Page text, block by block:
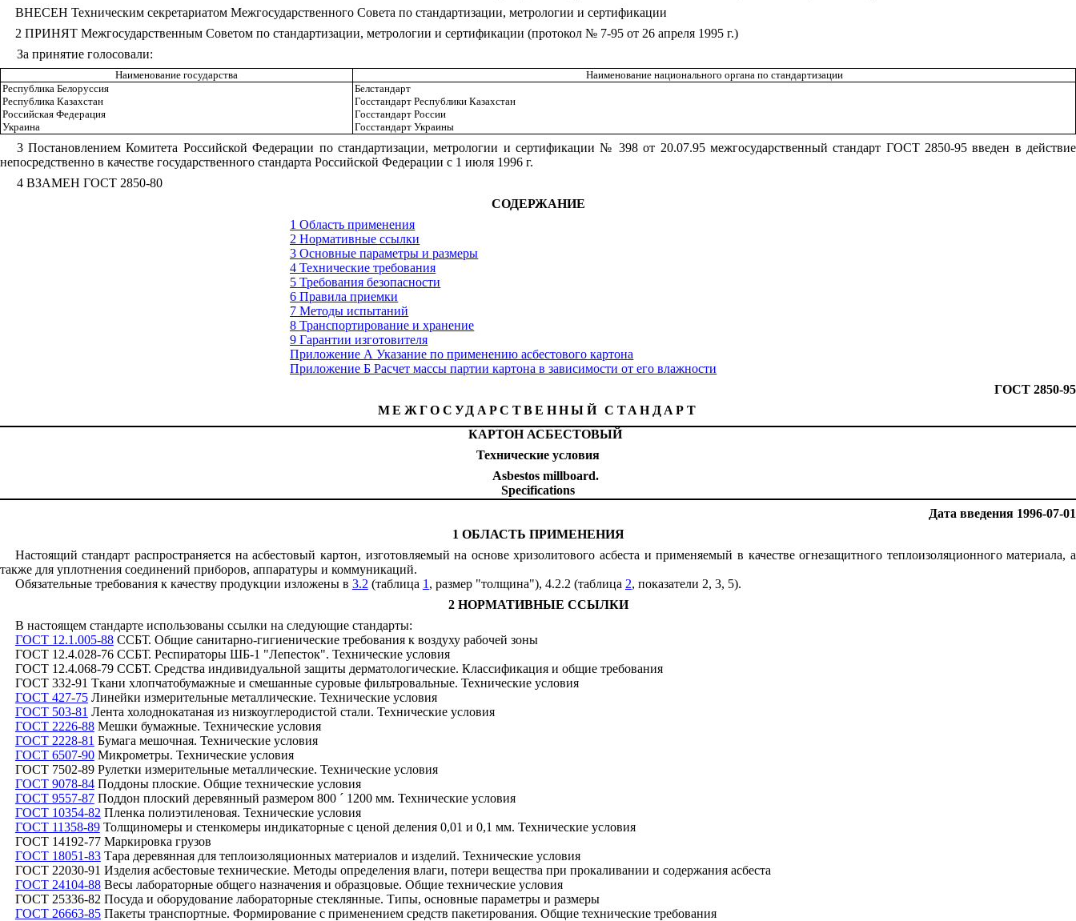
ВНЕСЕН Техническим секретариатом Межгосударственного Совета по стандартизации, метрологии и сертификации
2 ПРИНЯТ Межгосударственным Советом по стандартизации, метрологии и сертификации (протокол № 7-95 от 26 апреля 1995 г.)
За принятие голосовали:
Наименование государства
Наименование национального органа по стандартизации
Республика Белоруссия
Белстандарт
Республика Казахстан
Госстандарт Республики Казахстан
Российская Федерация
Госстандарт России
Украина
Госстандарт Украины
3 Постановлением Комитета Российской Федерации по стандартизации, метрологии и сертификации № 398 от 20.07.95 межгосударственный стандарт ГОСТ 2850-95 введен в действие
непосредственно в качестве государственного стандарта Российской Федерации с 1 июля 1996 г.
4 ВЗАМЕН ГОСТ 2850-80
СОДЕРЖАНИЕ
1Область применения
2Нормативные ссылки
3Основные параметры и размеры
4Технические требования
5Требования безопасности
6Правила приемки
7Методы испытаний
8Транспортирование и хранение
9Гарантии изготовителя
Приложение А Указание по применению асбестового картона
ПриложениеБ Расчет массы партии картона в зависимости от его влажности
ГОСТ 2850-95
МЕЖГОСУДАРСТВЕННЫЙ СТАНДАРТ
КАРТОН АСБЕСТОВЫЙ
Технические условия
Asbestos millboard.
Specifications
Дата введения 1996-07-01
1 ОБЛАСТЬ ПРИМЕНЕНИЯ
Настоящий стандарт распространяется на асбестовый картон, изготовляемый на основе хризолитового асбеста и применяемый в качестве огнезащитного теплоизоляционного материала, а
также для уплотнения соединений приборов, аппаратуры и коммуникаций.
Обязательные требования к качеству продукции изложены в 3.2 (таблица 1 , размер "толщина"), 4.2.2 (таблица 2, показатели 2, 3, 5).
2 НОРМАТИВНЫЕ ССЫЛКИ
В настоящем стандарте использованы ссылки на следующие стандарты:
ГОСТ 12.1.005-88ССБТ. Общие санитарно-гигиенические требования к воздуху рабочей зоны
ГОСТ 12.4.028-76 ССБТ. Респираторы ШБ-1 "Лепесток". Технические условия
ГОСТ 12.4.068-79 ССБТ. Средства индивидуальной защиты дерматологические. Классификация и общие требования
ГОСТ 332-91 Ткани хлопчатобумажные и смешанные суровые фильтровальные. Технические условия
ГОСТ 427-75Линейки измерительные металлические. Технические условия
ГОСТ 503-81 Лента холоднокатаная из низкоуглеродистой стали. Технические условия
ГОСТ 2226-88Мешки бумажные. Технические условия
ГОСТ 2228-81 Бумага мешочная. Технические условия
ГОСТ 6507-90Микрометры. Технические условия
ГОСТ 7502-89 Рулетки измерительные металлические. Технические условия
ГОСТ 9078-84Поддоны плоские. Общие технические условия
ГОСТ 9557-87Поддон плоский деревянный размером 800 ´1200 мм. Технические условия
ГОСТ 10354-82 Пленка полиэтиленовая. Технические условия
ГОСТ 11358-89Толщиномеры и стенкомеры индикаторные с ценой деления 0,01 и 0,1 мм. Технические условия
ГОСТ 14192-77 Маркировка грузов
ГОСТ 18051-83Тара деревянная для теплоизоляционных материалов и изделий. Технические условия
ГОСТ 22030-91 Изделия асбестовые технические. Методы определения влаги, потери вещества при прокаливании и содержания асбеста
ГОСТ 24104-88Весы лабораторные общего назначения и образцовые. Общие технические условия
ГОСТ 25336-82 Посуда и оборудование лабораторные стеклянные. Типы, основные параметры и размеры
ГОСТ 26663-85Пакеты транспортные. Формирование с применением средств пакетирования. Общие технические требования